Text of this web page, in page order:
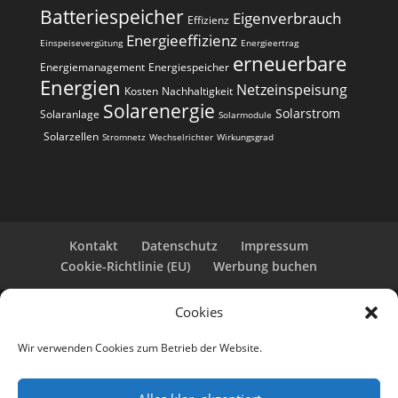
Cookies
Wir verwenden Cookies zum Betrieb der Website.
t
i
v
e
:
Batteriespeicher Effizienz Eigenverbrauch
Einspeisevergütung Energieeffizienz Energieertrag
Energiemanagement Energiespeicher erneuerbare
Energien Kosten Nachhaltigkeit Netzeinspeisung
Solaranlage Solarenergie Solarmodule Solarstrom
Solarzellen Stromnetz Wechselrichter Wirkungsgrad
Kontakt Datenschutz
Impressum
Cookie-Richtlinie (EU)
Werbung buchen
Copyright 2025-2026 | Web24 Consulting AVO UG |
Webseite mit Infos rund um PV-Anlagen und einem
Anbieterverzeichnis. Wir selbst sind kein Solarteur.